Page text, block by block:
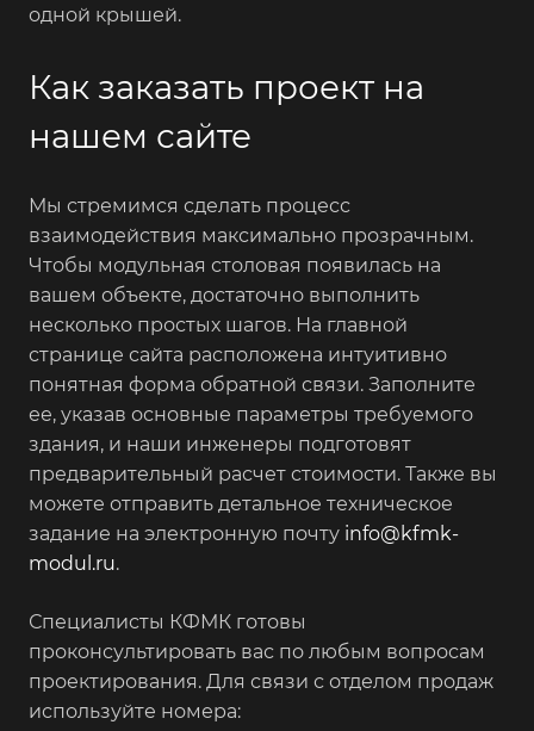
одной крышей.
Как заказать проект на
нашем сайте
Мы стремимся сделать процесс
взаимодействия максимально прозрачным.
Чтобы модульная столовая появилась на
вашем объекте, достаточно выполнить
несколько простых шагов. На главной
странице сайта расположена интуитивно
понятная форма обратной связи. Заполните
ее, указав основные параметры требуемого
здания, и наши инженеры подготовят
предварительный расчет стоимости. Также вы
можете отправить детальное техническое
задание на электронную почту info@kfmk-
modul.ru.
Специалисты КФМК готовы
проконсультировать вас по любым вопросам
проектирования. Для связи с отделом продаж
используйте номера: